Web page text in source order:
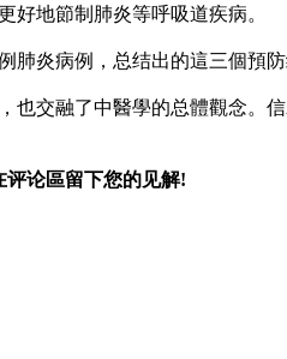
好地節制肺炎等呼吸道疾病。
肺炎病例，总结出的這三個預
也交融了中醫學的总體觀念。
论區留下您的见解!